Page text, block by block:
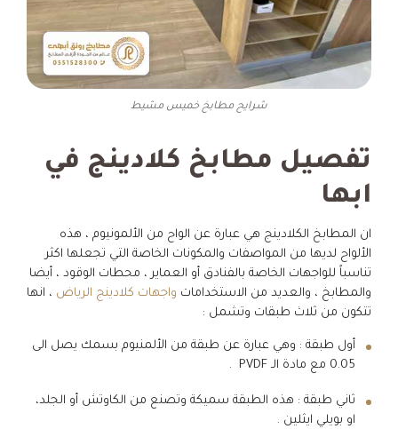
شرايح مطابخ خميس مشيط
تفصيل مطابخ كلادينج في
ابها
ان المطابخ الكلادينج هي عبارة عن الواح من الألمونيوم ، هذه
الألواح لديها من المواصفات والمكونات الخاصة التي تجعلها اكثر
تناسباً للواجهات الخاصة بالفنادق أو العماير ، محطات الوقود ، أيضا
والمطابخ ، والعديد من الاستخدامات واجهات كلادينج الرياض ، انها
تتكون من ثلاث طبقات وتشمل :
أول طبقة : وهي عبارة عن طبقة من الألمنيوم بسمك يصل الى
0.05 مع مادة الـ PVDF .
ثاني طبقة : هذه الطبقة سميكة وتصنع من الكاوتش أو الجلد،
او بويلي ايثلين .